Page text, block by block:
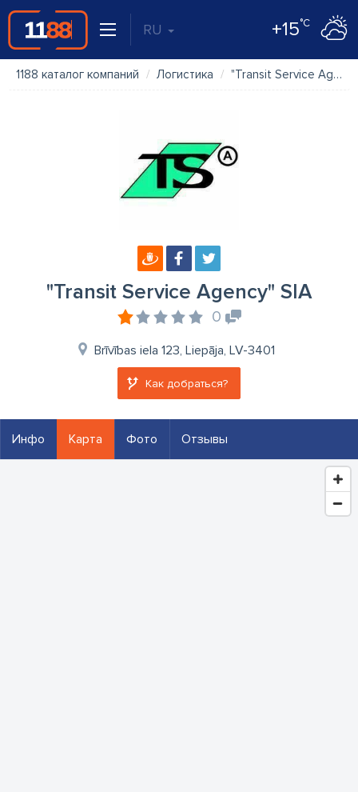
RU +15°C
1188 каталог компаний Логистика "Transit Service Agency" SIA
"Transit Service Agency" SIA
0
Brīvības iela 123, Liepāja, LV-3401
Как добраться?
Инфо Карта Фото Отзывы